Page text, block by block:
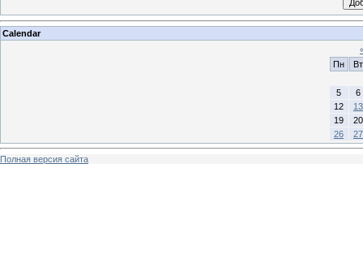
Calendar
Пн
Вт
5
6
12
13
19
20
26
27
Полная версия сайта